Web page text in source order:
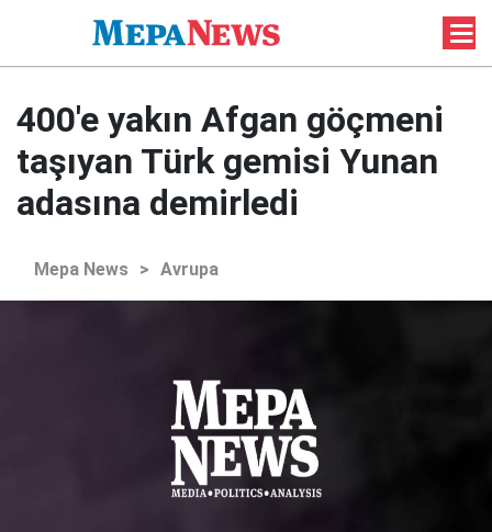
400'e yakın Afgan göçmeni
taşıyan Türk gemisi Yunan
adasına demirledi
Mepa News > Avrupa